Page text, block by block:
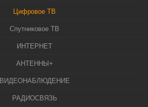
Цифровое ТВ
Спутниковое ТВ
ИНТЕРНЕТ
АНТЕННЫ+
ВИДЕОНАБЛЮДЕНИЕ
РАДИОСВЯЗЬ